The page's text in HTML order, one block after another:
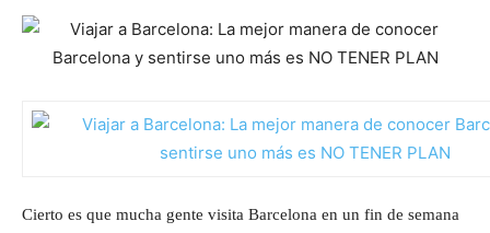
Cierto es que mucha gente visita Barcelona en un fin de semana